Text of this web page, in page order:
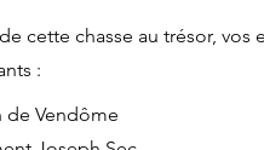
cette chasse au trésor,
:
de Vendôme